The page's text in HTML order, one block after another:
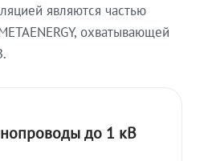
являются частью
охватывающей
до 1 кВ